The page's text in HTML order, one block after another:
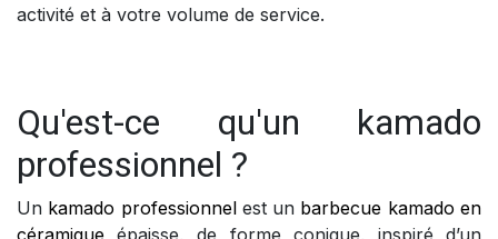
activité et à votre volume de service.
Qu'est-ce qu'un kamado
professionnel ?
Un kamado professionnelest un barbecue kamado en
céramique épaisse, de forme conique, inspiré d’un